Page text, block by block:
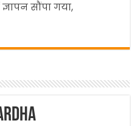
सौंपा गया,